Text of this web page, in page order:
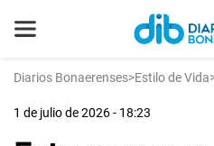
Diarios Bonaerenses>Estilo de Vida
1 de julio de 2026 - 18:23